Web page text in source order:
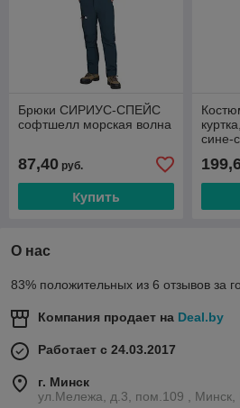
Брюки СИРИУС-СПЕЙС
софтшелл морская волна
87,40 руб.
Купить
сине-
О нас
83% положительных из 6 отзывов за
Компания продает на Deal.by
Работает с 24.03.2017
г. Минск
ул.Мележа, д.3, пом.109 , Минск,